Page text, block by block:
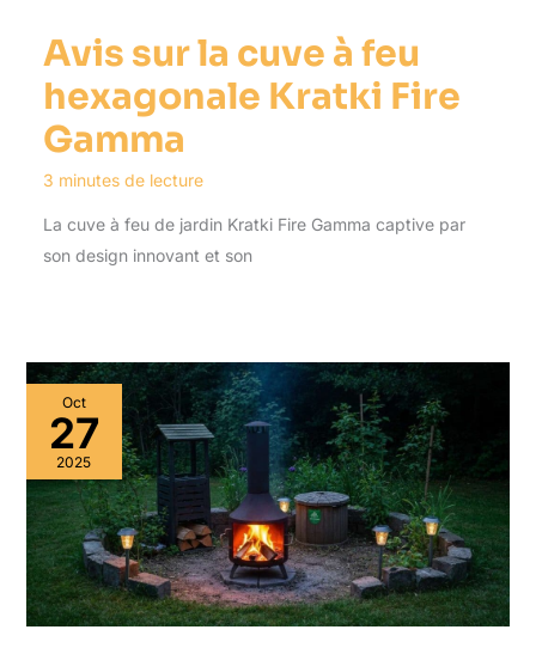
Avis sur la cuve à feu
hexagonale Kratki Fire
Gamma
3 minutes de lecture
La cuve à feu de jardin Kratki Fire Gamma captive par
son design innovant et son
Oct
27
2025